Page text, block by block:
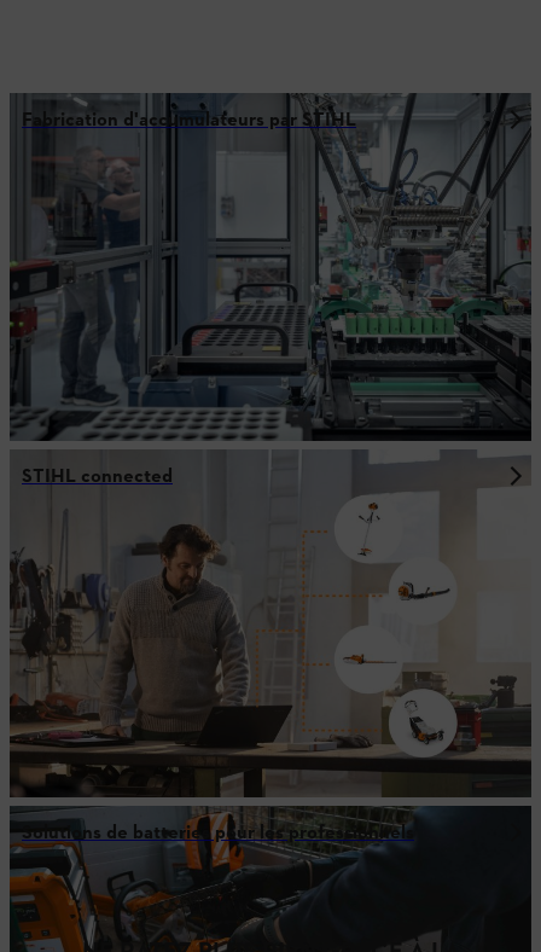
Fabrication d'accumulateurs par STIHL
STIHL connected
Solutions de batteries pour les professionnels